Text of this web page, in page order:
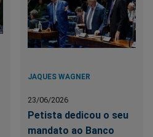
JAQUES WAGNER
23/06/2026
Petista dedicou o seu
mandato ao Banco